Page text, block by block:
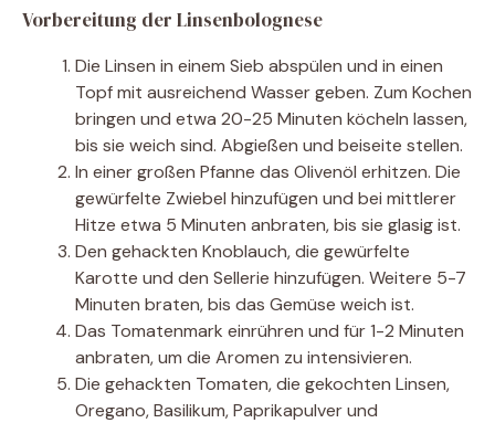
Vorbereitung der Linsenbolognese
Die Linsen in einem Sieb abspülen und in einen
Topf mit ausreichend Wasser geben. Zum Kochen
bringen und etwa 20-25 Minuten köcheln lassen,
bis sie weich sind. Abgießen und beiseite stellen.
In einer großen Pfanne das Olivenöl erhitzen. Die
gewürfelte Zwiebel hinzufügen und bei mittlerer
Hitze etwa 5 Minuten anbraten, bis sie glasig ist.
Den gehackten Knoblauch, die gewürfelte
Karotte und den Sellerie hinzufügen. Weitere 5-7
Minuten braten, bis das Gemüse weich ist.
Das Tomatenmark einrühren und für 1-2 Minuten
anbraten, um die Aromen zu intensivieren.
Die gehackten Tomaten, die gekochten Linsen,
Oregano, Basilikum, Paprikapulver und